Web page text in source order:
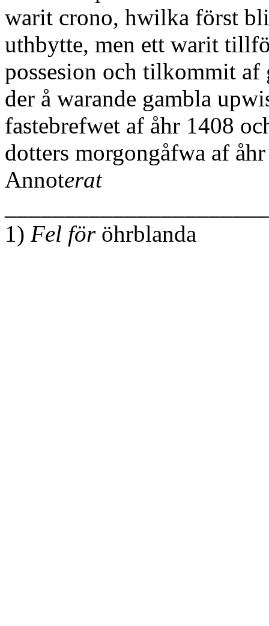
warit crono, hwilka först
uthbytte, men ett warit
possesion och tilkommit af
der å warande gambla
fastebrefwet af åhr 1408
dotters morgongåfwa af
Annoterat
1) Fel för öhrblanda